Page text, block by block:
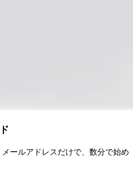
ールアドレスだけで、数分で始め